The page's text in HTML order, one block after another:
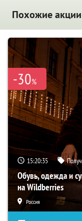
Похожие
-30%
15:20:33
Обувь, одежда и
на Wildberries
Россия